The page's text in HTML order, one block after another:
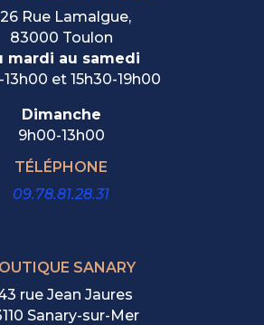
26 Rue Lamalgue,
83000 Toulon
mardi au samedi
et 15h30-19h00
Dimanche
9h00-13h00
TÉLÉPHONE
09.78.81.28.31
SANARY
rue Jean Jaures
Sanary-sur-Mer